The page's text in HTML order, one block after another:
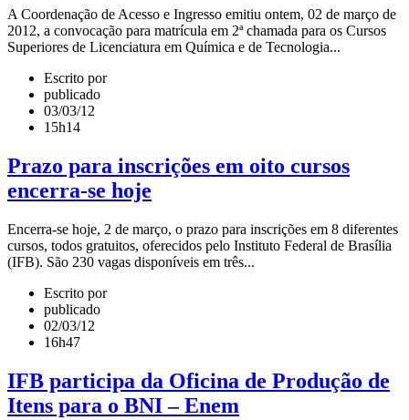
A Coordenação de Acesso e Ingresso emitiu ontem, 02 de março de
2012, a convocação para matrícula em 2ª chamada para os Cursos
Superiores de Licenciatura em Química e de Tecnologia...
Escrito por
publicado
03/03/12
15h14
Prazo para inscrições em oito cursos
encerra-se hoje
Encerra-se hoje, 2 de março, o prazo para inscrições em 8 diferentes
cursos, todos gratuitos, oferecidos pelo Instituto Federal de Brasília
(IFB). São 230 vagas disponíveis em três...
Escrito por
publicado
02/03/12
16h47
IFB participa da Oficina de Produção de
Itens para o BNI – Enem